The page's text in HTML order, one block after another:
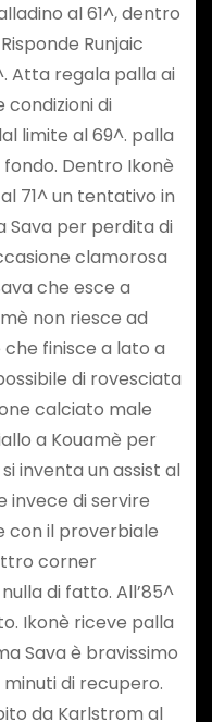
al 61^, dentro
Runjaic
Atta regala palla ai
di
limite al 69^. palla
Dentro Ikonè
71^ un tentativo in
Sava per perdita di
clamorosa
che esce a
non riesce ad
finisce a lato a
di rovesciata
calciato male
a Kouamè per
si inventa un assist al
invece di servire
con il proverbiale
corner
di fatto. All’85^
Ikonè riceve palla
Sava è bravissimo
minuti di recupero.
da Karlstrom al